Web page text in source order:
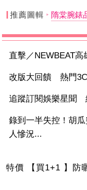
推薦圖輯 隋棠腕錶
直擊／NEWBEAT
改版大回饋 熱門
追蹤訂閱娛樂星聞
錄到一半失控！胡
人慘況...
特價 【買1+1 】防